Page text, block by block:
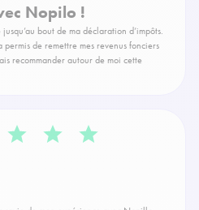
Nopilo !
bout de ma déclaration d’impôts.
de remettre mes revenus fonciers
recommander autour de moi cette